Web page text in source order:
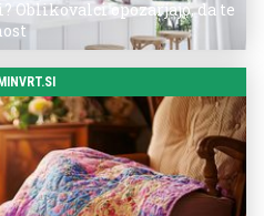
Oblikovalci opozarjajo, da te